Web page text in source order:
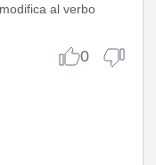
al verbo
0